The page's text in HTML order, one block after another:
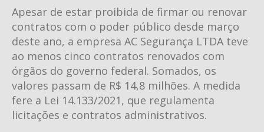
Apesar de estar proibida de firmar ou renovar
contratos com o poder público desde março
deste ano, a empresa AC Segurança LTDA teve
ao menos cinco contratos renovados com
órgãos do governo federal. Somados, os
valores passam de R$ 14,8 milhões. A medida
fere a Lei 14.133/2021, que regulamenta
licitações e contratos administrativos.